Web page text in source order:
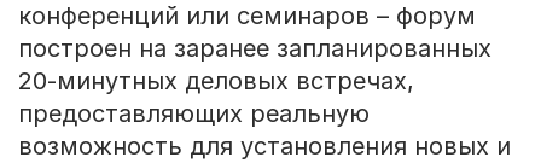
конференций или семинаров – форум
построен на заранее запланированных
20-минутных деловых встречах,
предоставляющих реальную
возможность для установления новых и